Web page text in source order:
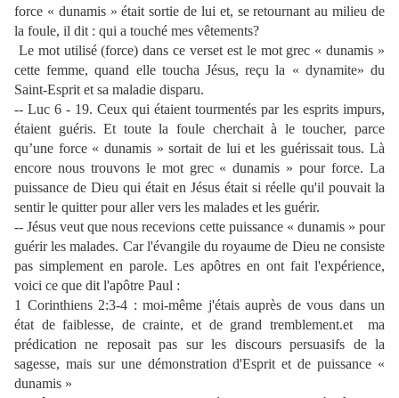
force « dunamis » était sortie de lui et, se retournant au milieu de
la foule, il dit : qui a touché mes vêtements?
Le mot utilisé (force) dans ce verset est le mot grec « dunamis »
cette femme, quand elle toucha Jésus, reçu la « dynamite» du
Saint-Esprit et sa maladie disparu.
-- Luc 6 - 19. Ceux qui étaient tourmentés par les esprits impurs,
étaient guéris. Et toute la foule cherchait à le toucher, parce
qu’une force « dunamis » sortait de lui et les guérissait tous. Là
encore nous trouvons le mot grec « dunamis » pour force. La
puissance de Dieu qui était en Jésus était si réelle qu'il pouvait la
sentir le quitter pour aller vers les malades et les guérir.
-- Jésus veut que nous recevions cette puissance « dunamis » pour
guérir les malades. Car l'évangile du royaume de Dieu ne consiste
pas simplement en parole. Les apôtres en ont fait l'expérience,
voici ce que dit l'apôtre Paul :
1 Corinthiens 2:3-4 : moi-même j'étais auprès de vous dans un
état de faiblesse, de crainte, et de grand tremblement.et
ma
prédication ne reposait pas sur les discours persuasifs de la
sagesse, mais sur une démonstration d'Esprit et de puissance «
dunamis »